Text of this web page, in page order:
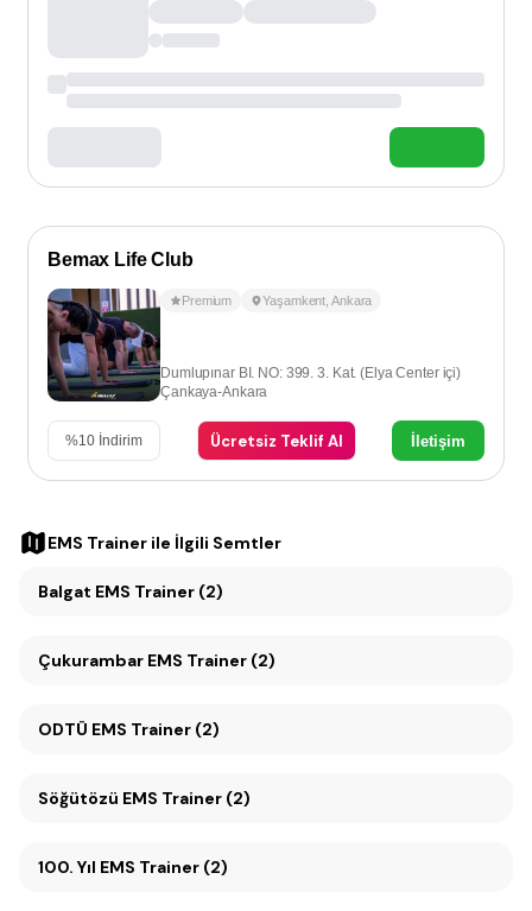
Bemax Life Club
Premium Yaşamkent ,Ankara
Dumlupınar BI. NO: 399. 3. Kat. (Elya Center içi)
Çankaya-Ankara
%10 İndirim Ücretsiz Teklif Al İletişim
EMS Trainer ile İlgili Semtler
Balgat EMS Trainer (2)
Çukurambar EMS Trainer (2)
ODTÜ EMS Trainer (2)
Söğütözü EMS Trainer (2)
100. Yıl EMS Trainer (2)